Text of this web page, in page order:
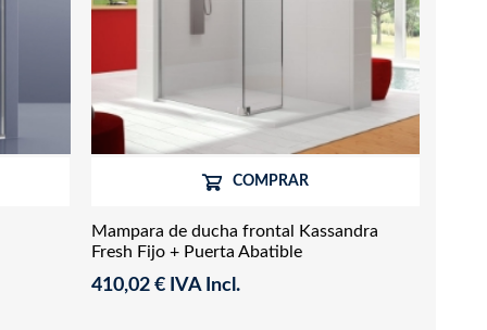
Mampara de ducha frontal Kassandra
Fresh Fijo + Puerta Abatible
410,02 € IVA Incl.
COMPRAR